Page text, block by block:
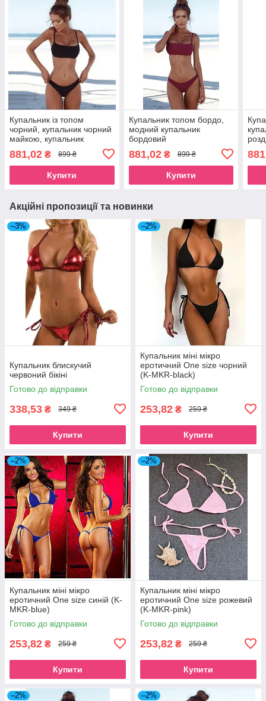
Купальник із топом
чорний, купальник чорний
майкою, купальник
881,02 ₴ 899 ₴
Купити
Купальник топом бордо,
модний купальник
бордовий
881,02₴ 899 ₴
Купити
Акційні пропозиції та новинки
–3%
Купальник блискучий
червоний бікіні
Готово до відправки
338,53 ₴ 349 ₴
Купити
–2%
Купальник міні мікро
еротичний One size чорний
(K-MKR-black)
Готово до відправки
253,82 ₴ 259 ₴
Купити
–2%
Купальник міні мікро
еротичний One size синій (K-
MKR-blue)
Готово до відправки
253,82 ₴ 259 ₴
Купити
–2%
Купальник міні мікро
еротичний One size рожевий
(K-MKR-pink)
Готово до відправки
253,82 ₴ 259 ₴
Купити
–2% –2%